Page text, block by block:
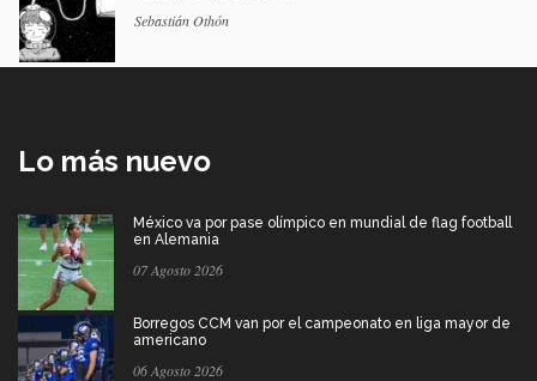
Sebastián Othón
Lo más nuevo
México va por pase olímpico en mundial de flag football
en Alemania
07 Agosto 2026
Borregos CCM van por el campeonato en liga mayor de
americano
06 Agosto 2026